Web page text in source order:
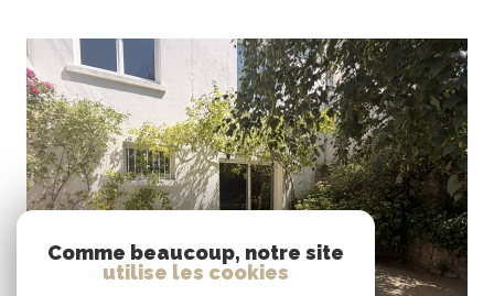
VOIR LE BIEN
Comme beaucoup, notre site
utilise les cookies